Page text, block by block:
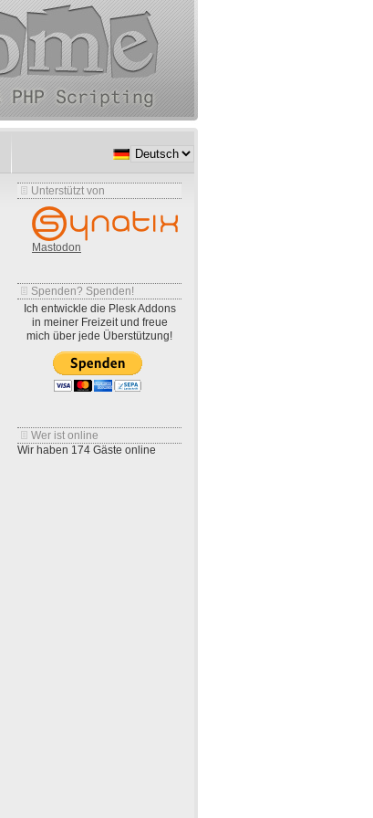
Unterstützt von
Mastodon
Spenden? Spenden!
Ich entwickle die Plesk Addons
in meiner Freizeit und freue
mich über jede Überstützung!
Wer ist online
Wir haben 174 Gäste online